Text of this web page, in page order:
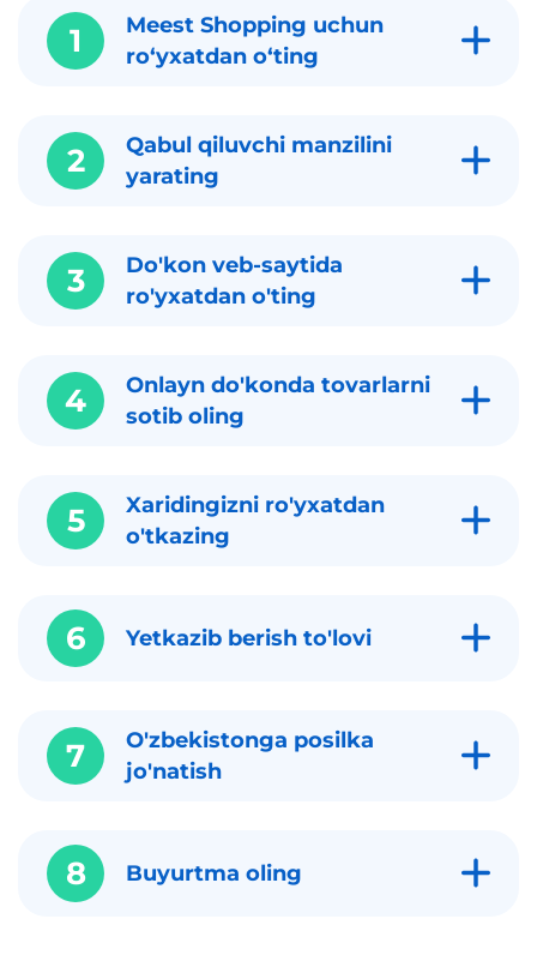
1
Meest Shopping uchun
roʻyxatdan oʻting
2
Qabul qiluvchi manzilini
yarating
3
Do'kon veb-saytida
ro'yxatdan o'ting
4
Onlayn do'konda tovarlarni
sotib oling
5
Xaridingizni ro'yxatdan
o'tkazing
6 Yetkazib berish to'lovi
7
O'zbekistonga posilka
jo'natish
8 Buyurtma oling